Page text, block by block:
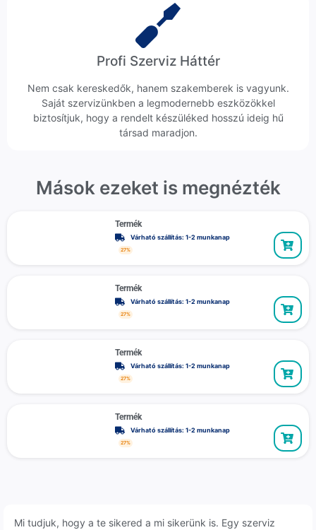
Profi Szerviz Háttér
Nem csak kereskedők, hanem szakemberek is vagyunk.
Saját szervizünkben a legmodernebb eszközökkel
biztosítjuk, hogy a rendelt készüléked hosszú ideig hű
társad maradjon.
Mások ezeket is megnézték
Termék
Várható szállítás: 1-2 munkanap
27%
Termék
Várható szállítás: 1-2 munkanap
27%
Termék
Várható szállítás: 1-2 munkanap
27%
Termék
Várható szállítás: 1-2 munkanap
27%
Mi tudjuk, hogy a te sikered a mi sikerünk is. Egy szerviz